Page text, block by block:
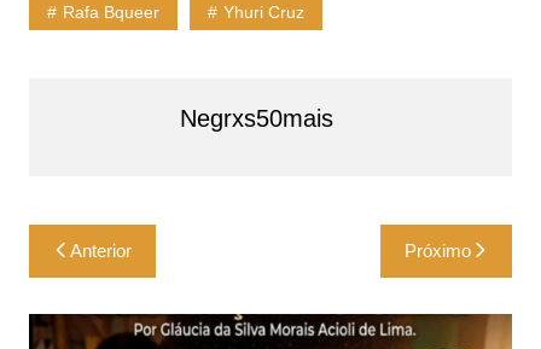
Rafa Bqueer Yhuri Cruz
Negrxs50mais
Navegação
de
Post
Anterior Próximo